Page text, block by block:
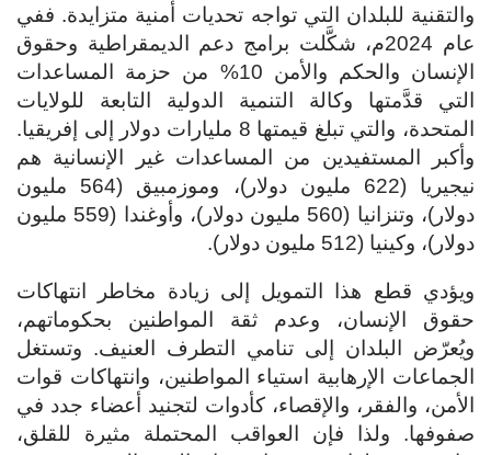
والتقنية للبلدان التي تواجه تحديات أمنية متزايدة. ففي
عام 2024م، شكَّلت برامج دعم الديمقراطية وحقوق
الإنسان والحكم والأمن 10% من حزمة المساعدات
التي قدَّمتها وكالة التنمية الدولية التابعة للولايات
المتحدة، والتي تبلغ قيمتها 8 مليارات دولار إلى إفريقيا.
وأكبر المستفيدين من المساعدات غير الإنسانية هم
نيجيريا (622 مليون دولار)، وموزمبيق (564 مليون
دولار)، وتنزانيا (560 مليون دولار)، وأوغندا (559 مليون
دولار)، وكينيا (512 مليون دولار).
ويؤدي قطع هذا التمويل إلى زيادة مخاطر انتهاكات
حقوق الإنسان، وعدم ثقة المواطنين بحكوماتهم،
ويُعرّض البلدان إلى تنامي التطرف العنيف. وتستغل
الجماعات الإرهابية استياء المواطنين، وانتهاكات قوات
الأمن، والفقر، والإقصاء، كأدوات لتجنيد أعضاء جدد في
صفوفها. ولذا فإن العواقب المحتملة مثيرة للقلق،